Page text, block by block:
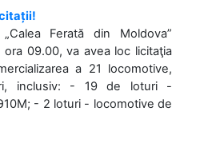
Ferată din Moldova”
09.00, va avea loc licitaţia
a 21 locomotive,
inclusiv: - 19 de loturi -
- 2 loturi - locomotive de